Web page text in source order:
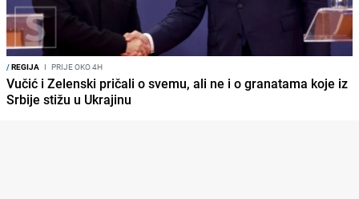
/REGIJA I PRIJE OKO 4H
Vučić i Zelenski pričali o svemu, ali ne i o granatama koje iz
Srbije stižu u Ukrajinu